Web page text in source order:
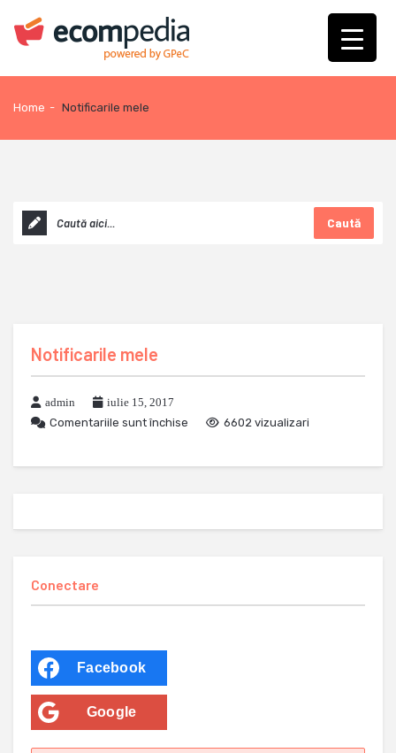
Home - Notificarile mele
Caută
Notificarile mele
admin
iulie 15, 2017
Comentariile sunt închise
6602 vizualizari
Conectare
Facebook
Google